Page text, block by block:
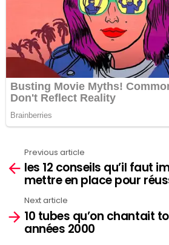
See
more
Previous article
les 12 conseils qu’il faut
mettre en place pour
Next article
10 tubes qu’on chantait
années 2000